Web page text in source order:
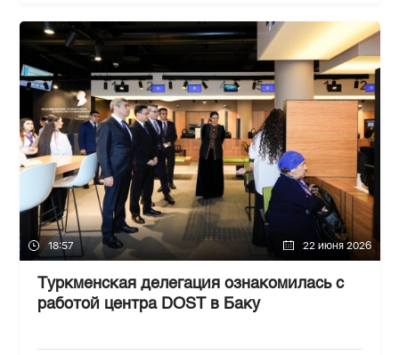
18:57 22 июня 2026
Туркменская делегация ознакомилась с
работой центра DOST в Баку